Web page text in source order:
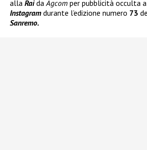
alla Raida Agcom per pubblicità occulta
Instagram durante l’edizione numero 73
Sanremo.